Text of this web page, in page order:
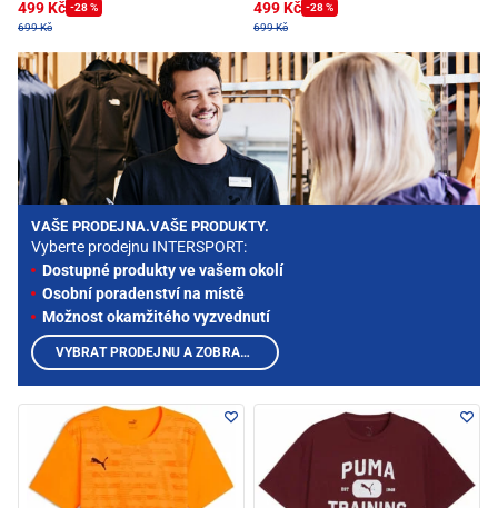
499 Kč -28 %
699 Kč
499 Kč -28 %
699 Kč
VAŠE PRODEJNA.VAŠE PRODUKTY.
Vyberte prodejnu INTERSPORT:
Dostupné produkty ve vašem okolí
Osobní poradenství na místě
Možnost okamžitého vyzvednutí
VYBRAT PRODEJNU A ZOBRAZIT PRODUKTY